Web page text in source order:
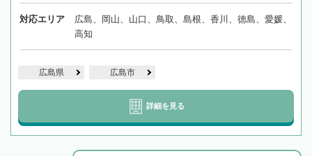
対応エリア
広島、岡山、山口、鳥取、島根、香川、徳島、愛媛、
高知
広島県 広島市
詳細を見る